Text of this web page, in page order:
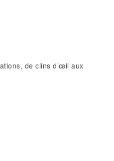
de clins d’œil aux